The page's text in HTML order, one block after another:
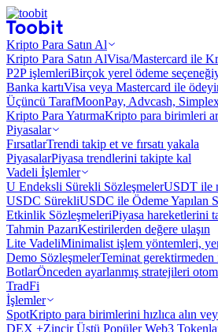
Kripto Para Satın Al
Kripto Para Satın AlVisa/Mastercard ile
P2P işlemleriBirçok yerel ödeme
Banka kartıVisa veya Mastercard ile
Üçüncü TarafMoonPay, Advcash,
Kripto Para YatırmaKripto para birimleri
Piyasalar
FırsatlarTrendi takip et ve fırsatı yakala
PiyasalarPiyasa trendlerini takipte kal
Vadeli İşlemler
U Endeksli Sürekli SözleşmelerUSDT ile
USDC SürekliUSDC ile Ödeme Yapılan
Etkinlik SözleşmeleriPiyasa hareketlerini
Tahmin PazarıKestirilerden değere ulaşın
Lite VadeliMinimalist işlem yöntemleri,
Demo SözleşmelerTeminat
BotlarÖnceden ayarlanmış stratejileri
TradFi
İşlemler
SpotKripto para birimlerini hızlıca alın
DEX +Zincir Üstü Popüler Web3